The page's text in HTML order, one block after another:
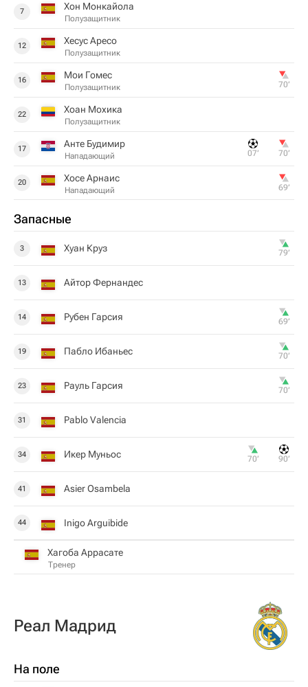
7 Хон Монкайола
Полузащитник
12 Хесус Аресо
Полузащитник
16 Мои Гомес
Полузащитник 70‎’‎
22 Хоан Мохика
Полузащитник
17 Анте Будимир
Нападающий 07‎’‎ 70‎’‎
20 Хосе Арнаис
Нападающий 69‎’‎
Запасные
3 Хуан Круз 79‎’‎
13 Айтор Фернандес
14 Рубен Гарсия 69‎’‎
19 Пабло Ибаньес 70‎’‎
23 Рауль Гарсия 70‎’‎
31 Pablo Valencia
34 Икер Муньос 70‎’‎ 90‎’‎
41 Asier Osambela
44 Inigo Arguibide
Хагоба Аррасате
Тренер
Реал Мадрид
На поле